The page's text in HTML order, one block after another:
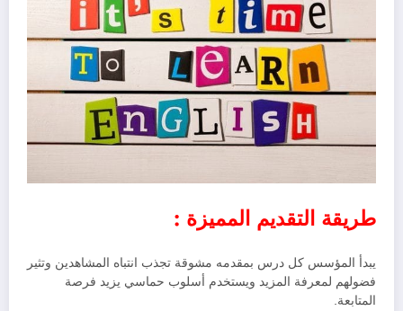
طريقة التقديم المميزة :
يبدأ المؤسس كل درس بمقدمه مشوقة تجذب انتباه المشاهدين وتثير
فضولهم لمعرفة المزيد ويستخدم أسلوب حماسي يزيد فرصة
المتابعة.